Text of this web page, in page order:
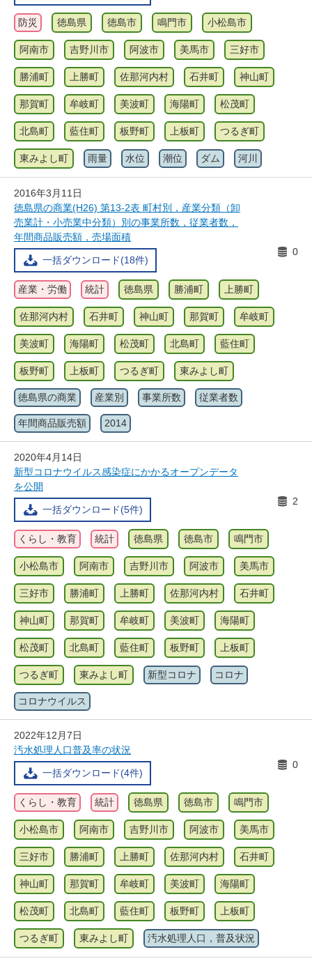
防災 徳島県 徳島市 鳴門市 小松島市
阿南市 吉野川市 阿波市 美馬市 三好市
勝浦町 上勝町 佐那河内村 石井町 神山町
那賀町 牟岐町 美波町 海陽町 松茂町
北島町 藍住町 板野町 上板町 つるぎ町
東みよし町 雨量 水位 潮位 ダム 河川
2016年3月11日
徳島県の商業(H26) 第13-2表 町村別，産業分類（卸
売業計・小売業中分類）別の事業所数，従業者数，
年間商品販売額，売場面積
一括ダウンロード(18件)
0
産業・労働 統計 徳島県 勝浦町 上勝町
佐那河内村 石井町 神山町 那賀町 牟岐町
美波町 海陽町 松茂町 北島町 藍住町
板野町 上板町 つるぎ町 東みよし町
徳島県の商業 産業別 事業所数 従業者数
年間商品販売額 2014
2020年4月14日
新型コロナウイルス感染症にかかるオープンデータ
を公開
一括ダウンロード(5件)
2
くらし・教育 統計 徳島県 徳島市 鳴門市
小松島市 阿南市 吉野川市 阿波市 美馬市
三好市 勝浦町 上勝町 佐那河内村 石井町
神山町 那賀町 牟岐町 美波町 海陽町
松茂町 北島町 藍住町 板野町 上板町
つるぎ町 東みよし町 新型コロナ コロナ
コロナウイルス
2022年12月7日
汚水処理人口普及率の状況
一括ダウンロード(4件)
0
くらし・教育 統計 徳島県 徳島市 鳴門市
小松島市 阿南市 吉野川市 阿波市 美馬市
三好市 勝浦町 上勝町 佐那河内村 石井町
神山町 那賀町 牟岐町 美波町 海陽町
松茂町 北島町 藍住町 板野町 上板町
つるぎ町 東みよし町 汚水処理人口，普及状況